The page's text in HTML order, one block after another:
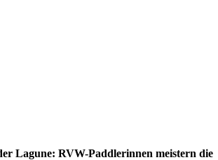
Lagune: RVW-Paddlerinnen meistern die